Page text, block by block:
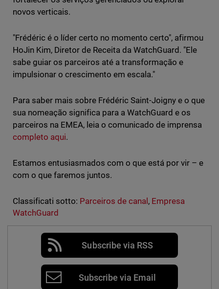
novos verticais.
"Frédéric é o líder certo no momento certo", afirmou
HoJin Kim, Diretor de Receita da WatchGuard. "Ele
sabe guiar os parceiros até a transformação e
impulsionar o crescimento em escala."
Para saber mais sobre Frédéric Saint-Joigny e o que
sua nomeação significa para a WatchGuard e os
parceiros na EMEA, leia o comunicado de imprensa
completo aqui.
Estamos entusiasmados com o que está por vir – e
com o que faremos juntos.
Classificati sotto: Parceiros de canal, Empresa
WatchGuard
Subscribe via RSS
Subscribe via Email